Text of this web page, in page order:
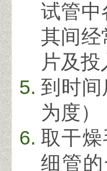
试管中
其间经
片及
到时间
为度）
取干
细管